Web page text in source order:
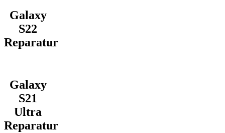
Galaxy
S22
Reparatur
Galaxy
S21
Ultra
Reparatur